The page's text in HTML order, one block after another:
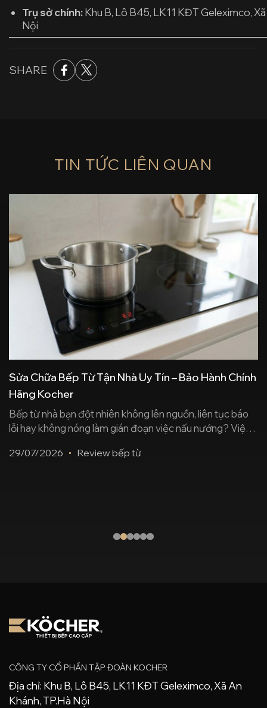
Trụ sở chính:Khu B, Lô B45, LK11 KĐT Geleximco,
Nội
SHARE
TIN TỨC LIÊN QUAN
Sửa Chữa Bếp Từ Tận Nhà Uy Tín – Bảo Hành Chính
Hãng Kocher
Bếp từ nhà bạn đột nhiên không lên nguồn, liên tục báo
lỗi hay không nóng làm gián đoạn việc nấu nướng? Việc
thời gian, vừa lo ngại rủi ro bị “thay ruột” linh kiện kém
29/07/2026 Review bếp từ
CÔNG TY CỔ PHẦN TẬP ĐOÀN KOCHER
Địa chỉ: Khu B, Lô B45, LK11 KĐT Geleximco, Xã An
Khánh, TP.Hà Nội